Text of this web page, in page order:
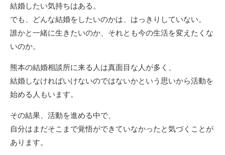
結婚したい気持ちはある。
でも、どんな結婚をしたいのかは、はっきりしていない。
誰かと一緒に生きたいのか、それとも今の生活を変えたくな
いのか。
熊本の結婚相談所に来る人は真面目な人が多く、
結婚しなければいけないのではないかという思いから活動を
始める人もいます。
その結果、活動を進める中で、
自分はまだそこまで覚悟ができていなかったと気づくことが
あります。